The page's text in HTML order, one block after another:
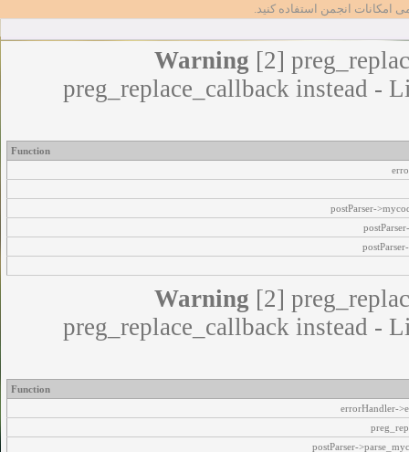
امکانات انجمن استفاده کنید.
Warning [2]
preg_replace_callback instead -
Function
postParser-
Warning [2]
preg_replace_callback instead -
Function
errorHandler-
postParser-